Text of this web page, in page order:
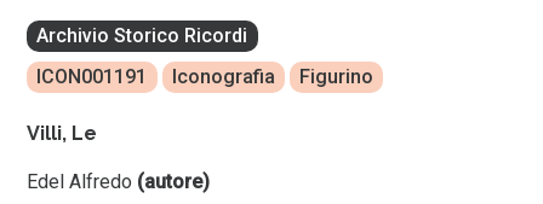
Archivio Storico Ricordi
ICON001191
Iconografia Figurino
Villi, Le
Edel Alfredo (autore)